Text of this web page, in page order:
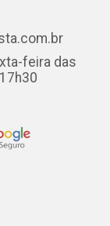
feira das